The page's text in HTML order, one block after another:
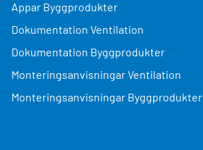
Appar Byggprodukter
Dokumentation Ventilation
Dokumentation Byggprodukter
Monteringsanvisningar Ventilation
Monteringsanvisningar Byggprodukter